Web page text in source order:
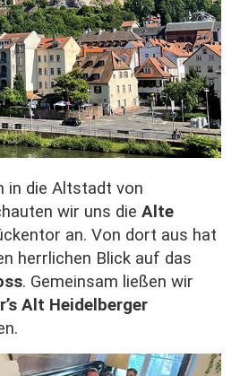
in die Altstadt von
wir uns die Alte
an. Von dort aus hat
herrlichen Blick auf das
. Gemeinsam ließen wir
Alt Heidelberger